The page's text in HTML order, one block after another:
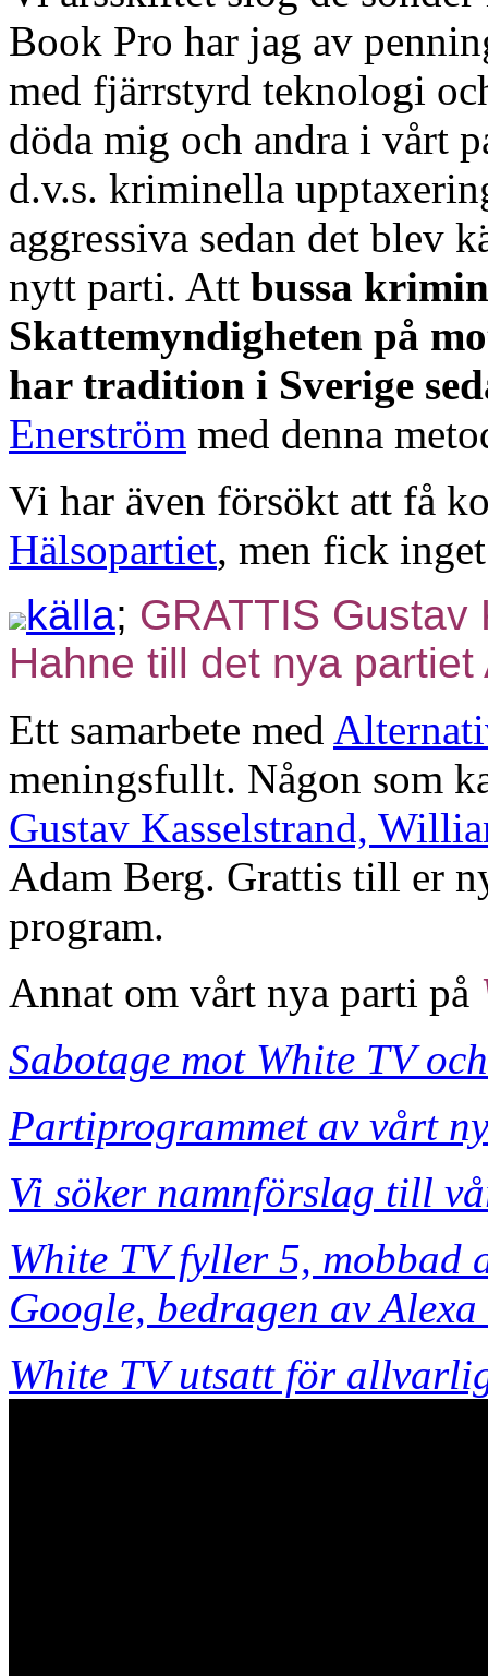
Book Pro har jag av
med fjärrstyrd teknologi
döda mig och andra i vårt
d.v.s. kriminella
aggressiva sedan det blev
nytt parti. Att bussa
Skattemyndigheten på
har tradition i Sverige
Enerström med denna
Vi har även försökt att få
Hälsopartiet, men fick
källa; GRATTIS
Hahne till det nya
Ett samarbete med
meningsfullt. Någon som
Gustav Kasselstrand,
Adam Berg. Grattis till er
program.
Annat om vårt nya parti på
Sabotage mot White TV
Partiprogrammet av vårt
Vi söker namnförslag till
White TV fyller 5, mobbad
Google, bedragen av Alexa
White TV utsatt för